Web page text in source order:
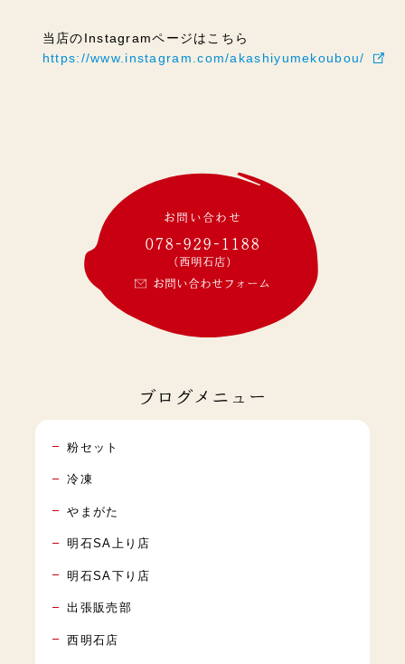
当店のInstagramページはこちら
https://www.instagram.com/akashiyumekoubou/
お問い合わせ
078-929-1188
(西明石店)
お問い合わせフォーム
ブログメニュー
粉セット
冷凍
やまがた
明石SA上り店
明石SA下り店
出張販売部
西明石店